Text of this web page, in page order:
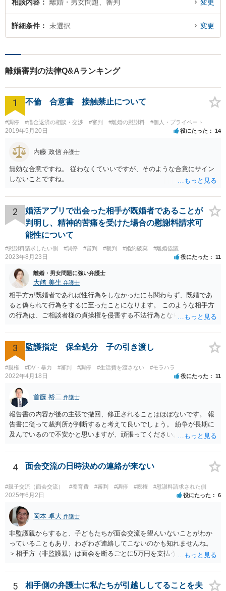
相談内容 離婚・男女問題、審判 変更
詳細条件 未選択 変更
離婚審判の法律Q&Aランキング
1 不倫 合意書 接触禁止について
#調停 #借金返済の相談・交渉 #審判 #離婚の慰謝料 #個人・プライベート
2019年5月20日 役にたった 14
内藤 政信 弁護士
無効な合意ですね。 従わなくていいですが、そのような合意にサイン
しないことですね。
2
婚活アプリで出会った相手が既婚者であることが
判明し、精神的苦痛を受けた場合の慰謝料請求可
能性について
#慰謝料請求したい側 #調停 #審判 #裁判 #婚約破棄 #離婚協議
2023年8月23日 役にたった 11
離婚・男女問題に強い弁護士
大﨑 美生 弁護士
相手方が既婚者であれば性行為をしなかったにも関わらず、既婚であ
ると偽られて行為をするに至ったことになります。 このような相手方
の行為は、ご相談者様の貞操権を侵害する不法行為となりますので、
ませんが、上記は性行為があったことを前提としています） 弁護士に
依頼されると、相手方の住民票を取得することができます。 請求する
慰謝料の額含め、一度弁護士にご相談されると良いと思います。
3 監護指定 保全処分 子の引き渡し
#親権 #DV・暴力 #審判 #調停 #生活費を渡さない #モラハラ
2022年4月18日 役にたった 11
首藤 裕二 弁護士
報告書の内容が後の主張で撤回、修正されることはほぼないです。 報
告書に従って裁判所が判断すると考えて良いでしょう。 紛争が長期に
及んでいるので不安かと思いますが、頑張ってください。
4 面会交流の日時決めの連絡が来ない
#親子交流（面会交流） #養育費 #審判 #調停 #親権 #慰謝料請求された側
2025年6月2日 役にたった 6
岡本 卓大 弁護士
非監護親からすると、子どもたちが面会交流を望んいないことがわか
っていることもあり、わざわざ連絡してこないのかも知れませんね。
＞相手方（非監護親）は面会を断るごとに5万円を支払うことを取決め
当に何が何でも面会交流したい（子どもたちと会いたい）と言うより
は、あなたに対する嫌がらせだった可能性もあるように思います（そ
5 相手側の弁護士に私たちが引越ししてることを夫